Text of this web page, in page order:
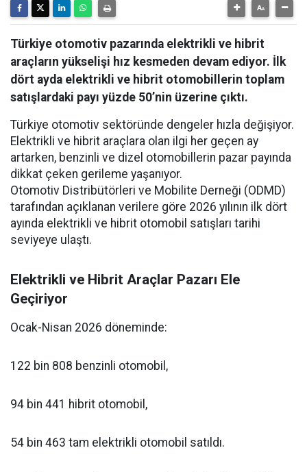
Türkiye otomotiv pazarında elektrikli ve hibrit
araçların yükselişi hız kesmeden devam ediyor. İlk
dört ayda elektrikli ve hibrit otomobillerin toplam
satışlardaki payı yüzde 50’nin üzerine çıktı.
Türkiye otomotiv sektöründe dengeler hızla değişiyor.
Elektrikli ve hibrit araçlara olan ilgi her geçen ay
artarken, benzinli ve dizel otomobillerin pazar payında
dikkat çeken gerileme yaşanıyor.
Otomotiv Distribütörleri ve Mobilite Derneği (ODMD)
tarafından açıklanan verilere göre 2026 yılının ilk dört
ayında elektrikli ve hibrit otomobil satışları tarihi
seviyeye ulaştı.
Elektrikli ve Hibrit Araçlar Pazarı Ele
Geçiriyor
Ocak-Nisan 2026 döneminde:
122 bin 808 benzinli otomobil,
94 bin 441 hibrit otomobil,
54 bin 463 tam elektrikli otomobil satıldı.